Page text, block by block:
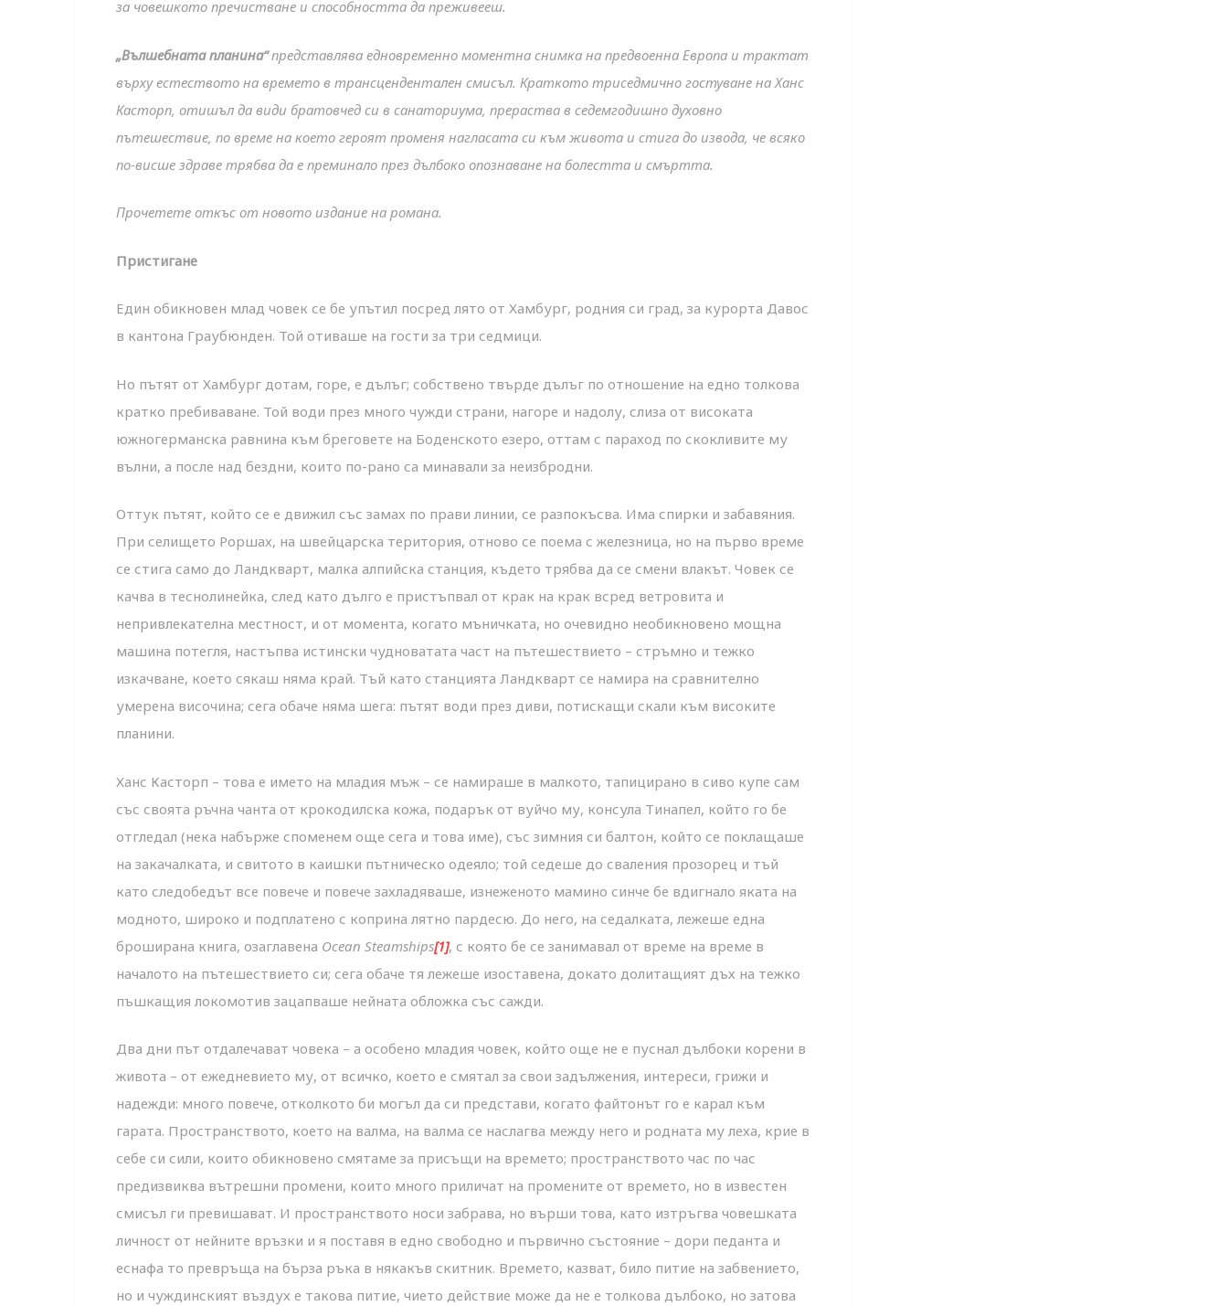
за човешкото пречистване и способността да преживееш.
„Вълшебната планина“представлява едновременно моментна снимка на предвоенна Европа и трактат
върху естеството на времето в трансцендентален смисъл. Краткото триседмично гостуване на Ханс
Касторп, отишъл да види братовчед си в санаториума, прераства в седемгодишно духовно
пътешествие, по време на което героят променя нагласата си към живота и стига до извода, че всяко
по-висше здраве трябва да е преминало през дълбоко опознаване на болестта и смъртта.
Прочетете откъс от новото издание на романа.
Пристигане
Един обикновен млад човек се бе упътил посред лято от Хамбург, родния си град, за курорта Давос
в кантона Граубюнден. Той отиваше на гости за три седмици.
Но пътят от Хамбург дотам, горе, е дълъг; собствено твърде дълъг по отношение на едно толкова
кратко пребиваване. Той води през много чужди страни, нагоре и надолу, слиза от високата
южногерманска равнина към бреговете на Боденското езеро, оттам с параход по скокливите му
вълни, а после над бездни, които по-рано са минавали за неизбродни.
Оттук пътят, който се е движил със замах по прави линии, се разпокъсва. Има спирки и забавяния.
При селището Роршах, на швейцарска територия, отново се поема с железница, но на първо време
се стига само до Ландкварт, малка алпийска станция, където трябва да се смени влакът. Човек се
качва в теснолинейка, след като дълго е пристъпвал от крак на крак всред ветровита и
непривлекателна местност, и от момента, когато мъничката, но очевидно необикновено мощна
машина потегля, настъпва истински чудноватата част на пътешествието – стръмно и тежко
изкачване, което сякаш няма край. Тъй като станцията Ландкварт се намира на сравнително
умерена височина; сега обаче няма шега: пътят води през диви, потискащи скали към високите
планини.
Ханс Касторп – това е името на младия мъж – се намираше в малкото, тапицирано в сиво купе сам
със своята ръчна чанта от крокодилска кожа, подарък от вуйчо му, консула Тинапел, който го бе
отгледал (нека набърже споменем още сега и това име), със зимния си балтон, който се поклащаше
на закачалката, и свитото в каишки пътническо одеяло; той седеше до сваления прозорец и тъй
като следобедът все повече и повече захладяваше, изнеженото мамино синче бе вдигнало яката на
модното, широко и подплатено с коприна лятно пардесю. До него, на седалката, лежеше една
броширана книга, озаглавена Ocean Steamships[1], с която бе се занимавал от време на време в
началото на пътешествието си; сега обаче тя лежеше изоставена, докато долитащият дъх на тежко
пъшкащия локомотив зацапваше нейната обложка със сажди.
Два дни път отдалечават човека – а особено младия човек, който още не е пуснал дълбоки корени в
живота – от ежедневието му, от всичко, което е смятал за свои задължения, интереси, грижи и
надежди: много повече, отколкото би могъл да си представи, когато файтонът го е карал към
гарата. Пространството, което на валма, на валма се наслагва между него и родната му леха, крие в
себе си сили, които обикновено смятаме за присъщи на времето; пространството час по час
предизвиква вътрешни промени, които много приличат на промените от времето, но в известен
смисъл ги превишават. И пространството носи забрава, но върши това, като изтръгва човешката
личност от нейните връзки и я поставя в едно свободно и първично състояние – дори педанта и
еснафа то превръща на бърза ръка в някакъв скитник. Времето, казват, било питие на забвението,
но и чуждинският въздух е такова питие, чието действие може да не е толкова дълбоко, но затова